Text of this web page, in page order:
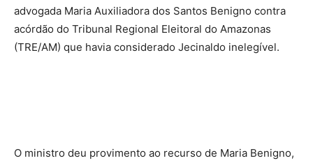
advogada Maria Auxiliadora dos Santos Benigno contra
acórdão do Tribunal Regional Eleitoral do Amazonas
(TRE/AM) que havia considerado Jecinaldo inelegível.
O ministro deu provimento ao recurso de Maria Benigno,